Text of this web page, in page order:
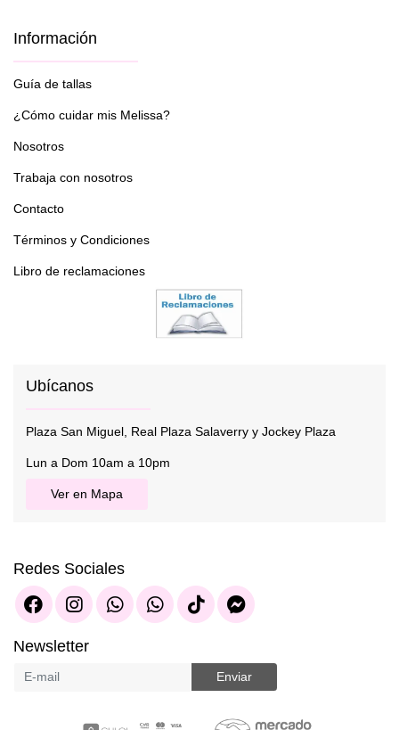
Información
Guía de tallas
¿Cómo cuidar mis Melissa?
Nosotros
Trabaja con nosotros
Contacto
Términos y Condiciones
Libro de reclamaciones
Ubícanos
Plaza San Miguel, Real Plaza Salaverry y Jockey Plaza
Lun a Dom 10am a 10pm
Ver en Mapa
Redes Sociales
Newsletter
Enviar